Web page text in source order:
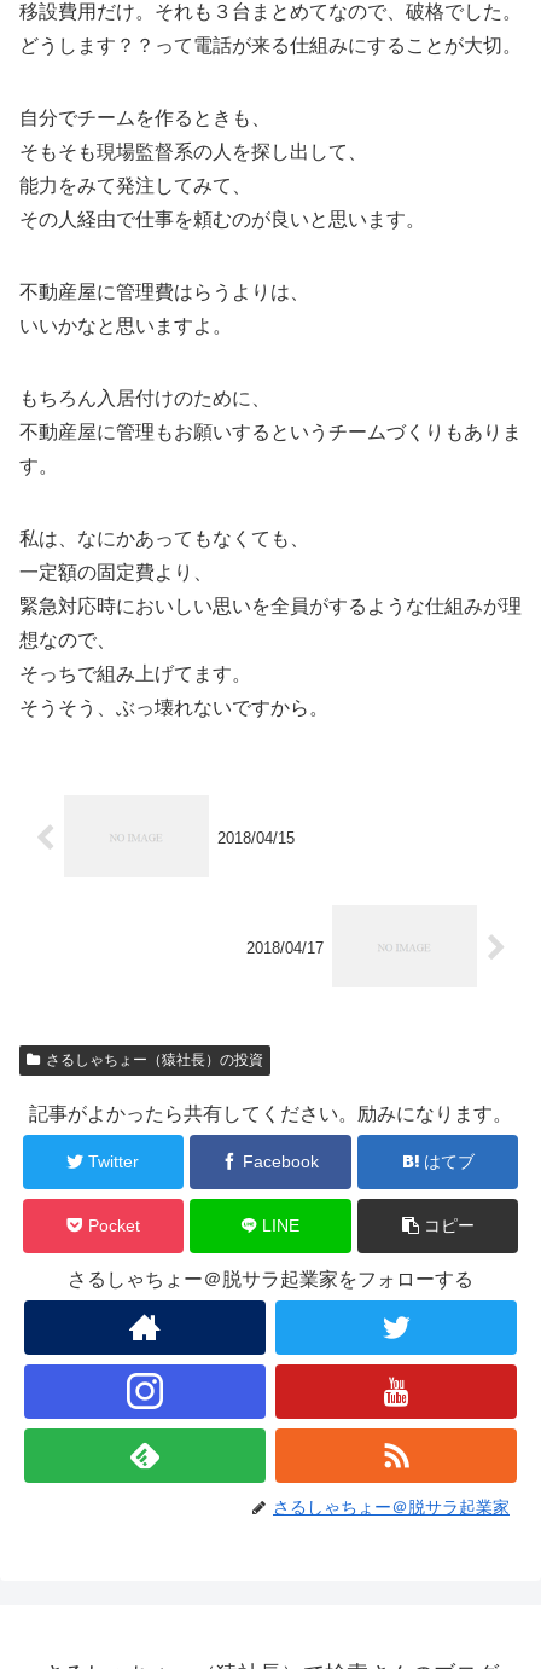
移設費用だけ。それも３台まとめてなので、破格でした。
どうします？？って電話が来る仕組みにすることが大切。
自分でチームを作るときも、
そもそも現場監督系の人を探し出して、
能力をみて発注してみて、
その人経由で仕事を頼むのが良いと思います。
不動産屋に管理費はらうよりは、
いいかなと思いますよ。
もちろん入居付けのために、
不動産屋に管理もお願いするというチームづくりもありま
す。
私は、なにかあってもなくても、
一定額の固定費より、
緊急対応時においしい思いを全員がするような仕組みが理
想なので、
そっちで組み上げてます。
そうそう、ぶっ壊れないですから。
2018/04/15
2018/04/17
さるしゃちょー（猿社長）の投資
記事がよかったら共有してください。励みになります。
Twitter Facebook はてブ
Pocket LINE コピー
さるしゃちょー＠脱サラ起業家をフォローする
さるしゃちょー＠脱サラ起業家